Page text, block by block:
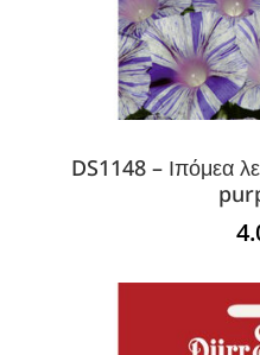
DS1148 – Ιπόμεα